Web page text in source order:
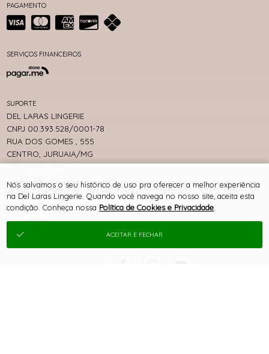
PAGAMENTO
SERVIÇOS FINANCEIROS
SUPORTE
DEL LARAS LINGERIE
CNPJ 00.393.528/0001-78
RUA DOS GOMES , 555
CENTRO, JURUAIA/MG
CEP 37805-000
TELEFONE +55 (35) 3553-1114
WHATSAPP +55 (35) 99776-6017
contato@dellaras.com.br
Nós salvamos o seu histórico de uso pra oferecer a melhor experiência
na Del Laras Lingerie. Quando você navega no nosso site, aceita esta
condição. Conheça nossa Política de Cookies e Privacidade
ACEITAR E FECHAR